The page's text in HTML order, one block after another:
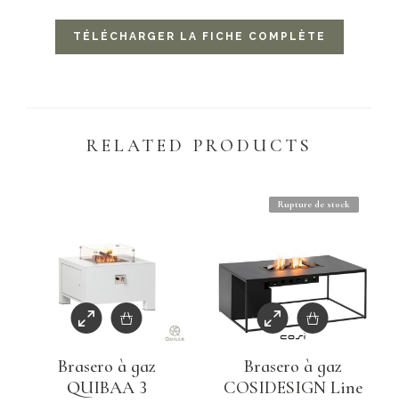
TÉLÉCHARGER LA FICHE COMPLÈTE
RELATED PRODUCTS
Brasero à gaz
QUIBAA 3
Rupture de stock
Brasero à gaz
COSIDESIGN Line